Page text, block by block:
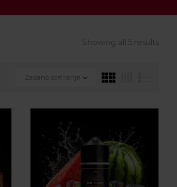
Showing all 5 results
Zadano sortiranje